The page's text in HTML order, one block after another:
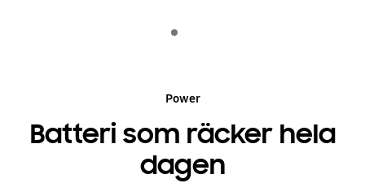
Power
Batteri som räcker hela
dagen